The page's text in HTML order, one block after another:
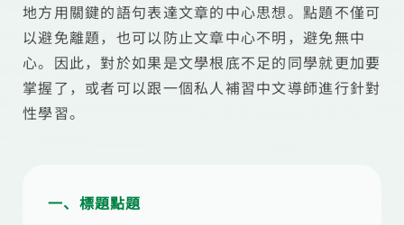
地方用關鍵的語句表達文章的中心思想。點題不僅可
以避免離題，也可以防止文章中心不明，避免無中
心。因此，對於如果是文學根底不足的同學就更加要
掌握了，或者可以跟一個私人補習中文導師進行針對
性學習。
一、標題點題